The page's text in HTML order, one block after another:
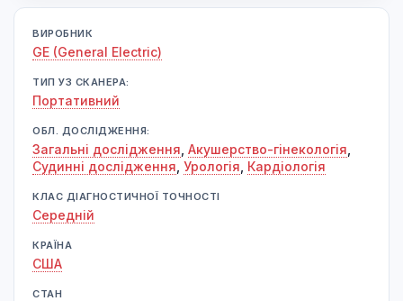
ВИРОБНИК
GE (General Electric)
ТИП УЗ СКАНЕРА:
Портативний
ОБЛ. ДОСЛІДЖЕННЯ:
Загальні дослідження Акушерство-гінекологія
Судинні дослідження Урологія Кардіологія
КЛАС ДІАГНОСТИЧНОЇ ТОЧНОСТІ
Середній
КРАЇНА
США
СТАН